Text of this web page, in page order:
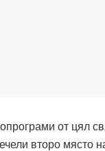
от цял
второ място